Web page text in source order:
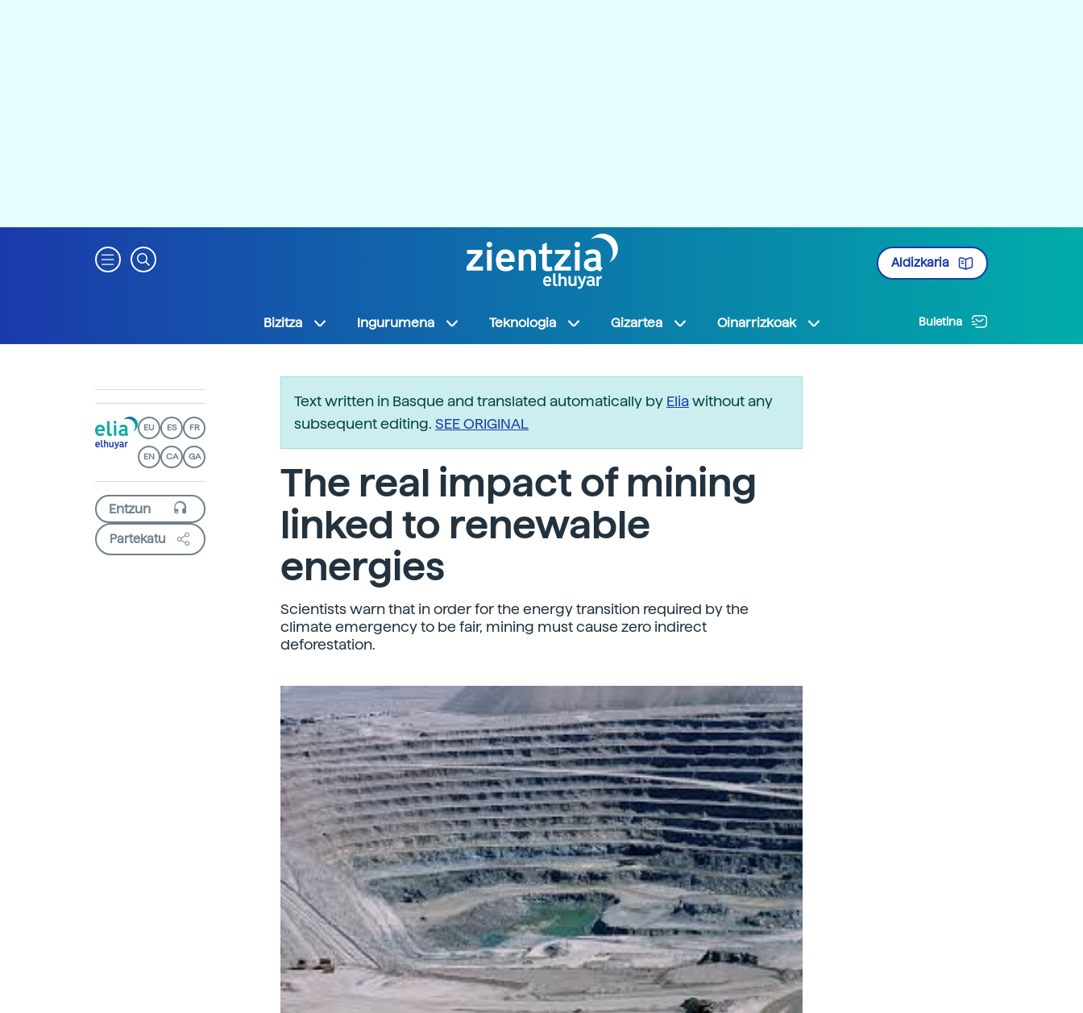
Aldizkaria
Bizitza Ingurumena Teknologia Gizartea Oinarrizkoak Buletina
EU ES FR
EN CA GA
Partekatu
Text written in Basque and translated automatically by Eliawithout any
subsequent editing. SEE ORIGINAL
The real impact of mining
linked to renewable
energies
Scientists warn that in order for the energy transition required by the
climate emergency to be fair, mining must cause zero indirect
deforestation.